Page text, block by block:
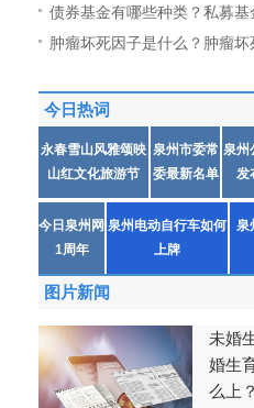
债券基金有哪些种类？私募基
肿瘤坏死因子是什么？肿瘤
今日热词
永春雪山风雅颂映
山红文化旅游节
泉州市委常
委最新名单
泉州
发
今日泉州网
1周年
泉州电动自行车如何
上牌
泉
图片新闻
未婚
婚生
么上？